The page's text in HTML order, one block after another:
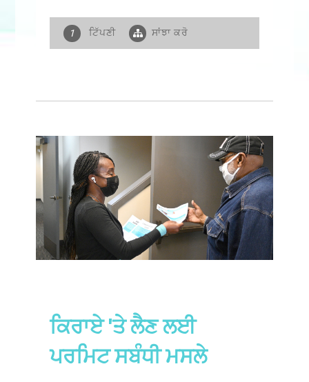
1 ਟਿੱਪਣੀ ਸਾਂਝਾ ਕਰੋ
ਕਿਰਾਏ 'ਤੇ ਲੈਣ ਲਈ
ਪਰਮਿਟ ਸਬੰਧੀ ਮਸਲੇ